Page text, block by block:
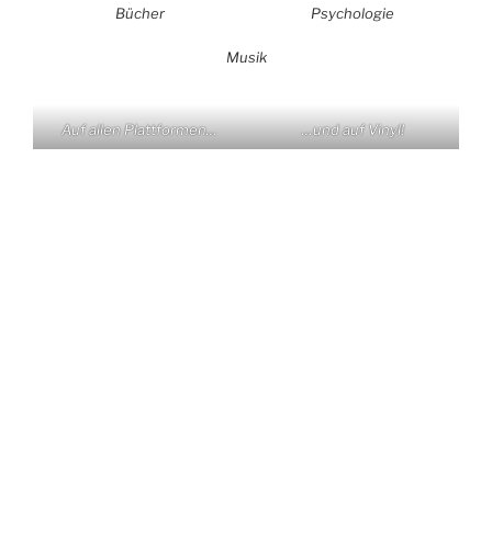
Bücher Psychologie
Musik
Auf allen Plattformen… …und auf Vinyl!